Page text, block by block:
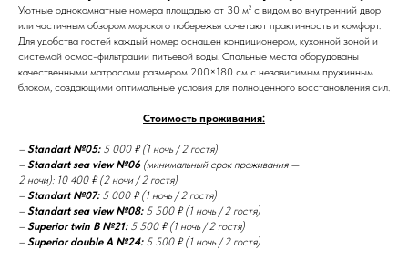
Уютные однокомнатные номера площадью от 30 м² с видом во внутренний двор
или частичным обзором морского побережья сочетают практичность и комфорт.
Для удобства гостей каждый номер оснащен кондиционером, кухонной зоной и
системой осмос-фильтрации питьевой воды. Спальные места оборудованы
качественными матрасами размером 200×180 см с независимым пружинным
блоком, создающими оптимальные условия для полноценного восстановления сил.
Стоимость проживания:
– Standart №05: 5 000 ₽ (1 ночь / 2 гостя)
– Standart sea view №06 (минимальный срок проживания —
2 ночи): 10 400 ₽ (2 ночи / 2 гостя)
– Standart №07: 5 000 ₽ (1 ночь / 2 гостя)
– Standart sea view №08: 5 500 ₽ (1 ночь / 2 гостя)
– Superior twin B №21: 5 500 ₽ (1 ночь / 2 гостя)
– Superior double A №24: 5 500 ₽ (1 ночь / 2 гостя)